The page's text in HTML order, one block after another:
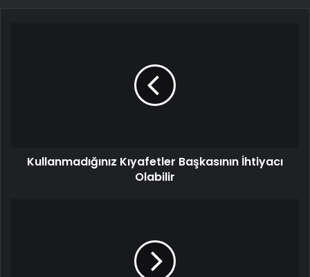
Kullanmadığınız Kıyafetler Başkasının İhtiyacı
Olabilir